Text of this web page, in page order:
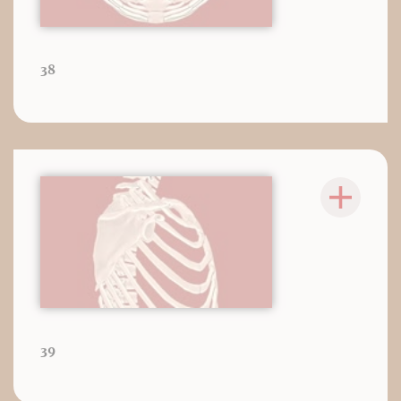
38
39